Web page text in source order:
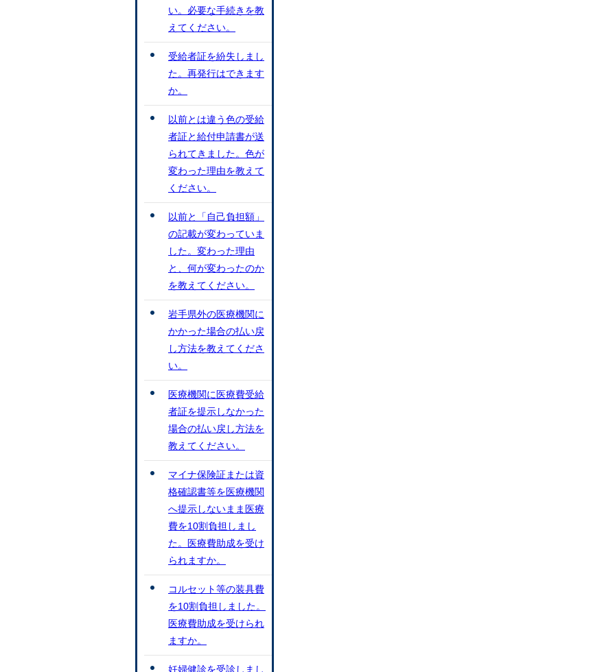
い。必要な手続きを教
えてください。
受給者証を紛失しまし
た。再発行はできます
か。
以前とは違う色の受給
者証と給付申請書が送
られてきました。色が
変わった理由を教えて
ください。
以前と「自己負担額」
の記載が変わっていま
した。変わった理由
と、何が変わったのか
を教えてください。
岩手県外の医療機関に
かかった場合の払い戻
し方法を教えてくださ
い。
医療機関に医療費受給
者証を提示しなかった
場合の払い戻し方法を
教えてください。
マイナ保険証または資
格確認書等を医療機関
へ提示しないまま医療
費を10割負担しまし
た。医療費助成を受け
られますか。
コルセット等の装具費
を10割負担しました。
医療費助成を受けられ
ますか。
妊婦健診を受診しまし